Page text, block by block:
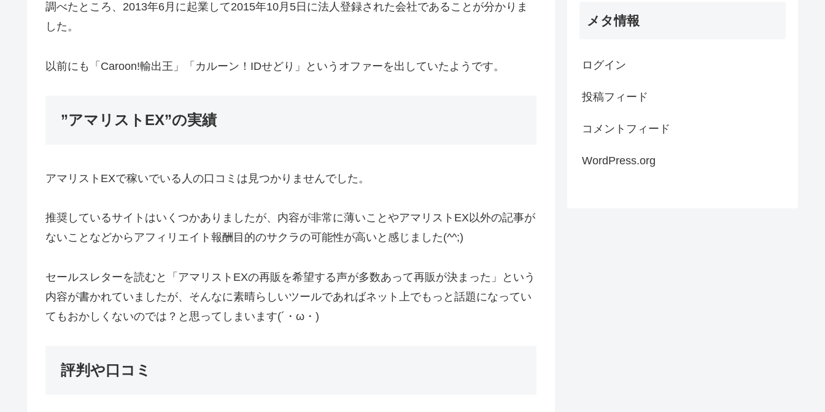
調べたところ、2013年6月に起業して2015年10月5日に法人登録された会社であることが分かりま
した。
以前にも「Caroon!輸出王」「カルーン！IDせどり」というオファーを出していたようです。
”アマリストEX”の実績
アマリストEXで稼いでいる人の口コミは見つかりませんでした。
推奨しているサイトはいくつかありましたが、内容が非常に薄いことやアマリストEX以外の記事が
ないことなどからアフィリエイト報酬目的のサクラの可能性が高いと感じました(^^;)
セールスレターを読むと「アマリストEXの再販を希望する声が多数あって再販が決まった」という
内容が書かれていましたが、そんなに素晴らしいツールであればネット上でもっと話題になってい
てもおかしくないのでは？と思ってしまいます(´・ω・)
評判や口コミ
メタ情報
ログイン
投稿フィード
コメントフィード
WordPress.org